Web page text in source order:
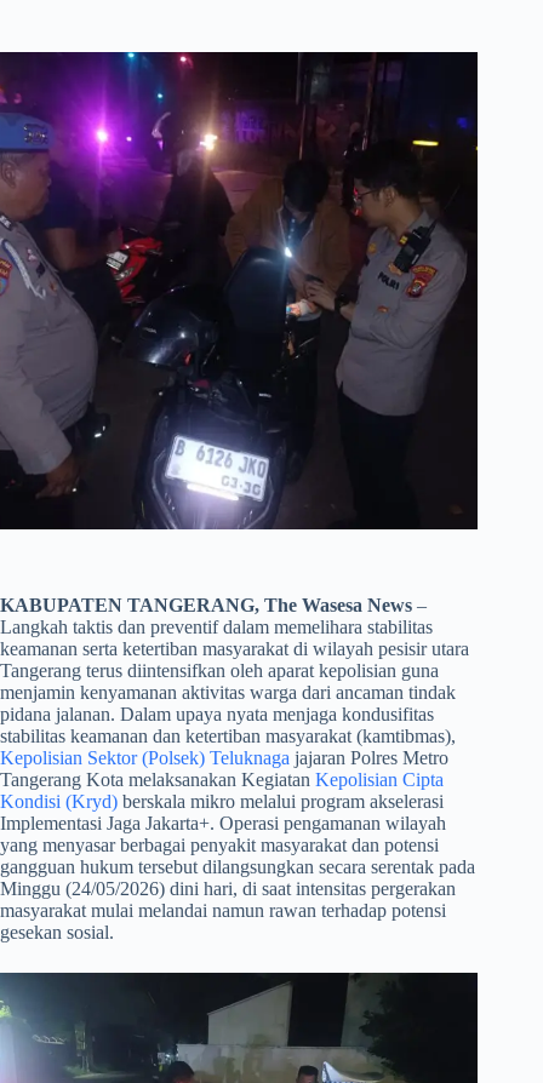
KABUPATEN TANGERANG, The Wasesa News –
Langkah taktis dan preventif dalam memelihara stabilitas
keamanan serta ketertiban masyarakat di wilayah pesisir utara
Tangerang terus diintensifkan oleh aparat kepolisian guna
menjamin kenyamanan aktivitas warga dari ancaman tindak
pidana jalanan. Dalam upaya nyata menjaga kondusifitas
stabilitas keamanan dan ketertiban masyarakat (kamtibmas),
Kepolisian Sektor (Polsek) Teluknaga jajaran Polres Metro
Tangerang Kota melaksanakan Kegiatan Kepolisian Cipta
Kondisi (Kryd) berskala mikro melalui program akselerasi
Implementasi Jaga Jakarta+. Operasi pengamanan wilayah
yang menyasar berbagai penyakit masyarakat dan potensi
gangguan hukum tersebut dilangsungkan secara serentak pada
Minggu (24/05/2026) dini hari, di saat intensitas pergerakan
masyarakat mulai melandai namun rawan terhadap potensi
gesekan sosial.